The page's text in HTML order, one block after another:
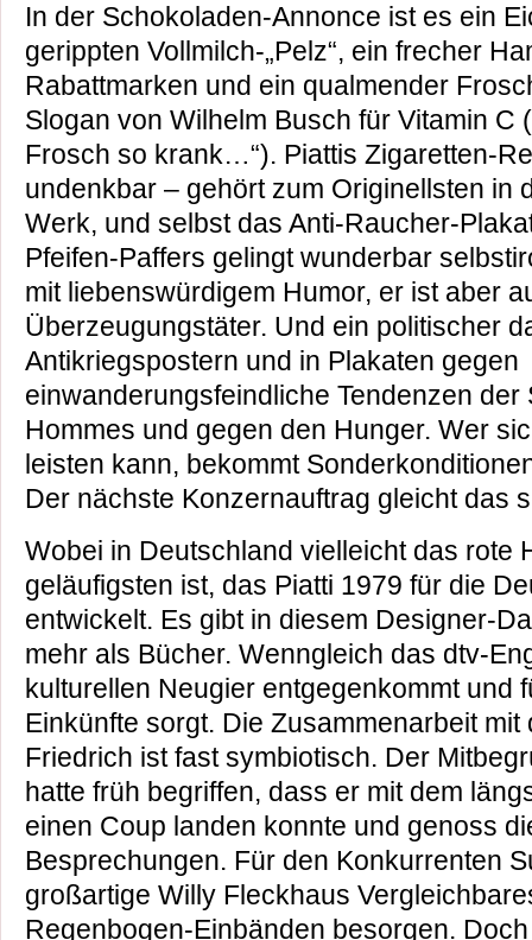
In der Schokoladen-Annonce ist es ein
gerippten Vollmilch-„Pelz“, ein frecher
Rabattmarken und ein qualmender
Slogan von Wilhelm Busch für Vitamin C
Frosch so krank…“). Piattis Zigaretten-
undenkbar – gehört zum Originellsten in
Werk, und selbst das Anti-Raucher-
Pfeifen-Paffers gelingt wunderbar
mit liebenswürdigem Humor, er ist aber
Überzeugungstäter. Und ein politischer
Antikriegspostern und in Plakaten gegen
einwanderungsfeindliche Tendenzen der
Hommes und gegen den Hunger. Wer
leisten kann, bekommt
Der nächste Konzernauftrag gleicht das
Wobei in Deutschland vielleicht das rote
geläufigsten ist, das Piatti 1979 für die
entwickelt. Es gibt in diesem Designer-
mehr als Bücher. Wenngleich das dtv-
kulturellen Neugier entgegenkommt und
Einkünfte sorgt. Die Zusammenarbeit mit
Friedrich ist fast symbiotisch. Der
hatte früh begriffen, dass er mit dem
einen Coup landen konnte und genoss
Besprechungen. Für den Konkurrenten
großartige Willy Fleckhaus
Regenbogen-Einbänden besorgen.